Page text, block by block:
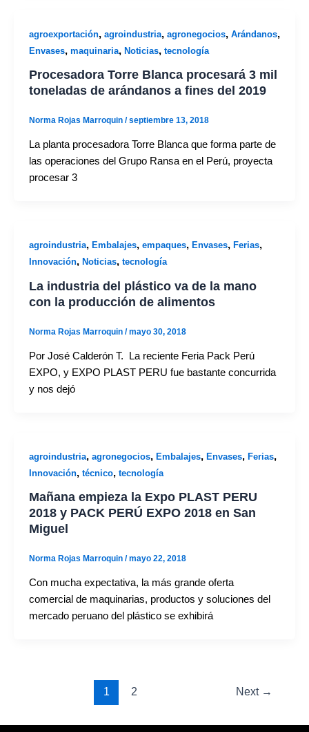
agroexportación, agroindustria, agronegocios, Arándanos,
Envases, maquinaria, Noticias, tecnología
Procesadora Torre Blanca procesará 3 mil
toneladas de arándanos a fines del 2019
Norma Rojas Marroquin /septiembre 13, 2018
La planta procesadora Torre Blanca que forma parte de
las operaciones del Grupo Ransa en el Perú, proyecta
procesar 3
agroindustria, Embalajes, empaques, Envases, Ferias,
Innovación, Noticias, tecnología
La industria del plástico va de la mano
con la producción de alimentos
Norma Rojas Marroquin /mayo 30, 2018
Por José Calderón T. La reciente Feria Pack Perú
EXPO, y EXPO PLAST PERU fue bastante concurrida
y nos dejó
agroindustria, agronegocios, Embalajes, Envases, Ferias,
Innovación, técnico, tecnología
Mañana empieza la Expo PLAST PERU
2018 y PACK PERÚ EXPO 2018 en San
Miguel
Norma Rojas Marroquin /mayo 22, 2018
Con mucha expectativa, la más grande oferta
comercial de maquinarias, productos y soluciones del
mercado peruano del plástico se exhibirá
1 2 Next →